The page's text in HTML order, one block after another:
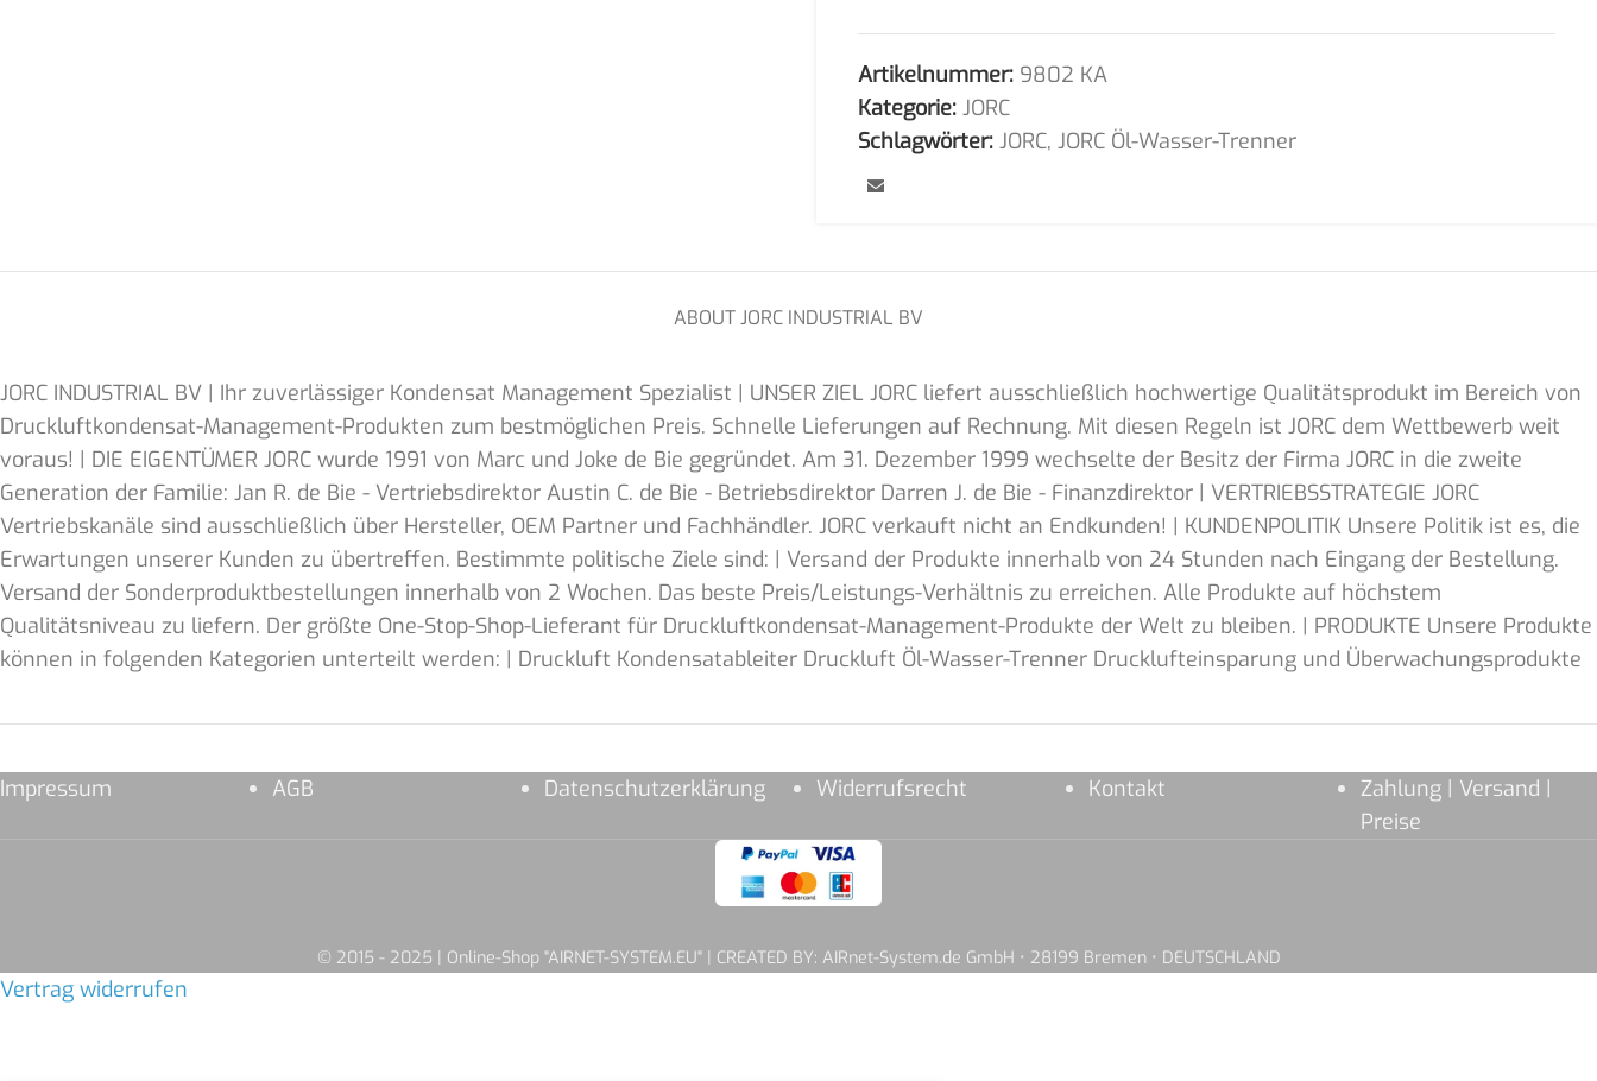
Artikelnummer: 9802 KA
Kategorie: JORC
Schlagwörter: JORC, JORC Öl-Wasser-Trenner
ABOUT JORC INDUSTRIAL BV
JORC INDUSTRIAL BV | Ihr zuverlässiger Kondensat Management Spezialist | UNSER ZIEL JORC liefert ausschließlich hochwertige Qualitätsprodukt im Bereich von
Druckluftkondensat-Management-Produkten zum bestmöglichen Preis. Schnelle Lieferungen auf Rechnung. Mit diesen Regeln ist JORC dem Wettbewerb weit
voraus! | DIE EIGENTÜMER JORC wurde 1991 von Marc und Joke de Bie gegründet. Am 31. Dezember 1999 wechselte der Besitz der Firma JORC in die zweite
Generation der Familie: Jan R. de Bie - Vertriebsdirektor Austin C. de Bie - Betriebsdirektor Darren J. de Bie - Finanzdirektor | VERTRIEBSSTRATEGIE JORC
Vertriebskanäle sind ausschließlich über Hersteller, OEM Partner und Fachhändler. JORC verkauft nicht an Endkunden! | KUNDENPOLITIK Unsere Politik ist es, die
Erwartungen unserer Kunden zu übertreffen. Bestimmte politische Ziele sind: | Versand der Produkte innerhalb von 24 Stunden nach Eingang der Bestellung.
Versand der Sonderproduktbestellungen innerhalb von 2 Wochen. Das beste Preis/Leistungs-Verhältnis zu erreichen. Alle Produkte auf höchstem
Qualitätsniveau zu liefern. Der größte One-Stop-Shop-Lieferant für Druckluftkondensat-Management-Produkte der Welt zu bleiben. | PRODUKTE Unsere Produkte
können in folgenden Kategorien unterteilt werden: | Druckluft Kondensatableiter Druckluft Öl-Wasser-Trenner Drucklufteinsparung und Überwachungsprodukte
Impressum AGB Datenschutzerklärung Widerrufsrecht Kontakt
Zahlung | Versand |
Preise
© 2015 - 2025 | Online-Shop "AIRNET-SYSTEM.EU" | CREATED BY: AIRnet-System.de GmbH • 28199 Bremen • DEUTSCHLAND
Vertrag widerrufen